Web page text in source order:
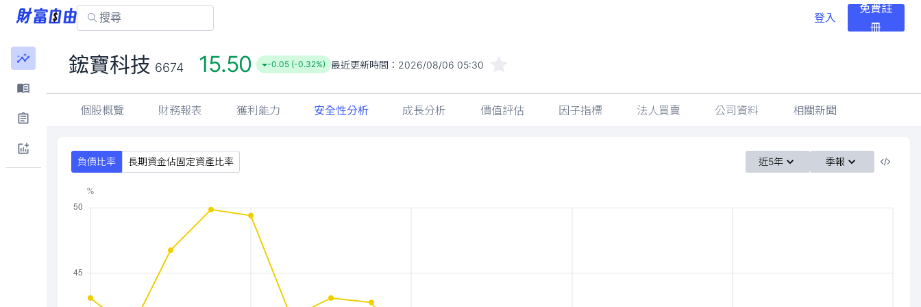
登入
免費註
冊
鋐寶科技 6674 15.50 -0.05 (-0.32%) 最近更新時間： 2026/08/06 05:30
個股概覽 財務報表 獲利能力 安全性分析 成長分析 價值評估 因子指標 法人買賣 公司資料 相關新聞
負債比率 長期資金佔固定資產比率 近5年 季報